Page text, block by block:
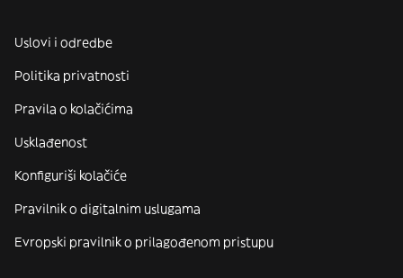
Uslovi i odredbe
Politika privatnosti
Pravila o kolačićima
Usklađenost
Konfiguriši kolačiće
Pravilnik o digitalnim uslugama
Evropski pravilnik o prilagođenom pristupu